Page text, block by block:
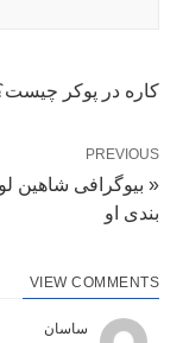
کاره در پوکر
PREVIOUS
« بیوگرافی
بندی او
VIEW COMMENTS
ساسان